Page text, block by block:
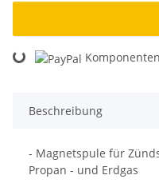
Loading...
Beschreibung
- Magnetspule für
Propan - und Erdgas